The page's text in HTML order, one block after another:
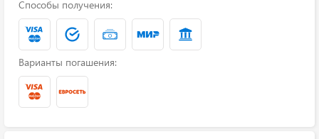
Способы получения:
Варианты погашения: